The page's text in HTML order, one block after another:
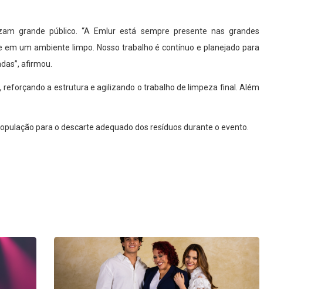
grande público. “A Emlur está sempre presente nas grandes
um ambiente limpo. Nosso trabalho é contínuo e planejado para
afirmou.
a estrutura e agilizando o trabalho de limpeza final. Além
para o descarte adequado dos resíduos durante o evento.